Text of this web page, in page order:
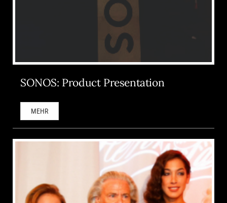
SONOS: Product Presentation
MEHR